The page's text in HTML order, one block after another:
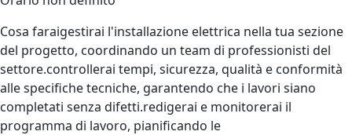
Cosa faraigestirai l'installazione elettrica nella tua sezione
del progetto, coordinando un team di professionisti del
settore.controllerai tempi, sicurezza, qualità e conformità
alle specifiche tecniche, garantendo che i lavori siano
completati senza difetti.redigerai e monitorerai il
programma di lavoro, pianificando le